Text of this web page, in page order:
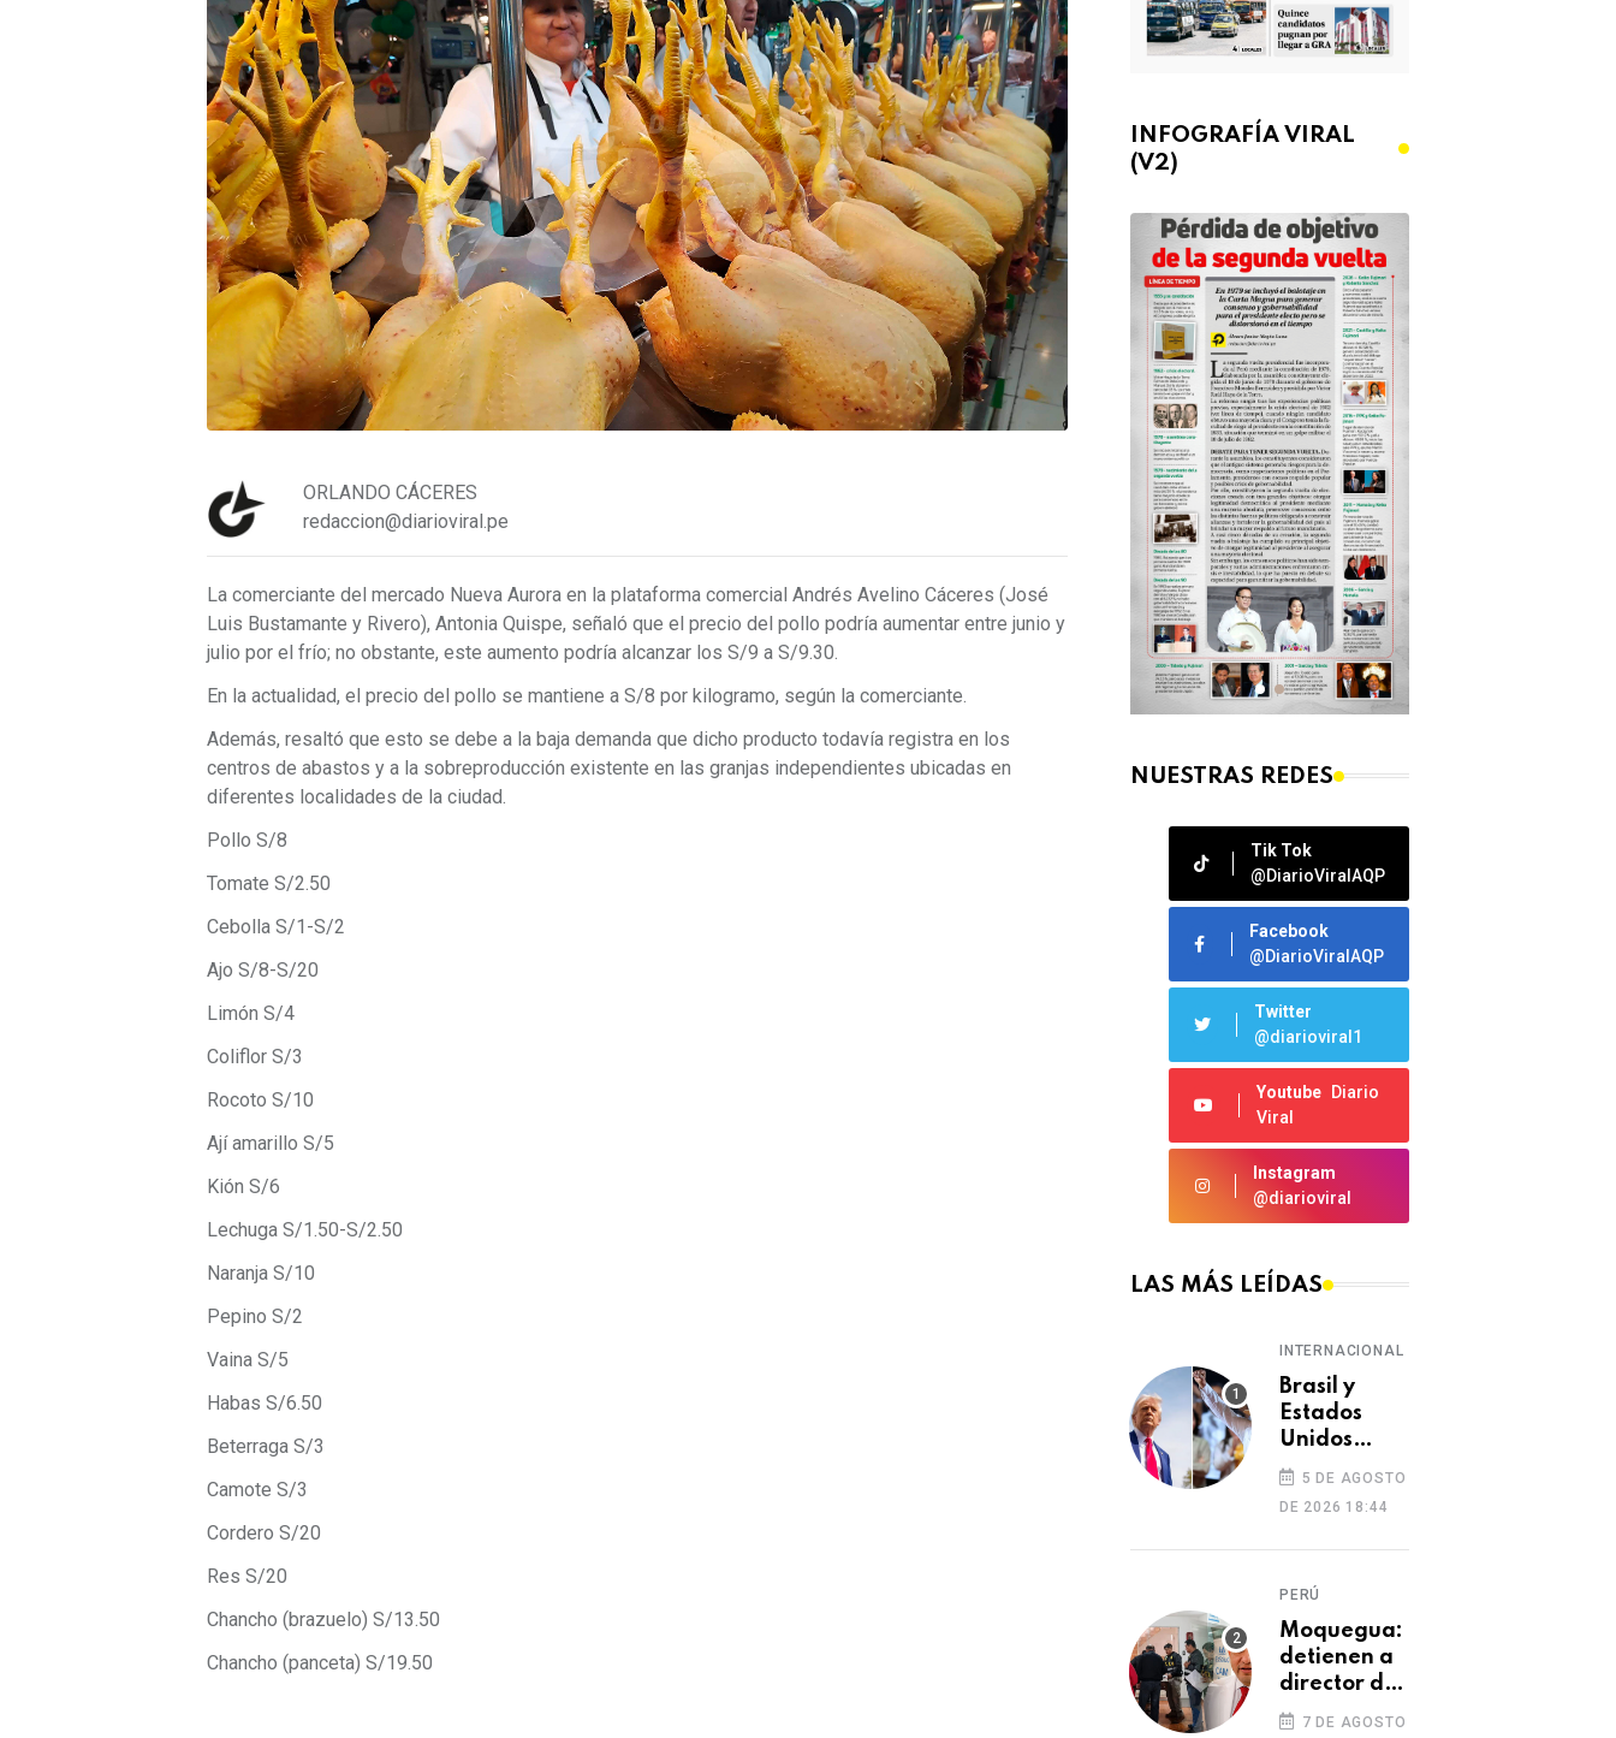
ORLANDO CÁCERES
redaccion@diarioviral.pe
La comerciante del mercado Nueva Aurora en la plataforma comercial Andrés Avelino Cáceres (José
Luis Bustamante y Rivero), Antonia Quispe, señaló que el precio del pollo podría aumentar entre junio y
julio por el frío; no obstante, este aumento podría alcanzar los S/9 a S/9.30.
En la actualidad, el precio del pollo se mantiene a S/8 por kilogramo, según la comerciante.
Además, resaltó que esto se debe a la baja demanda que dicho producto todavía registra en los
centros de abastos y a la sobreproducción existente en las granjas independientes ubicadas en
diferentes localidades de la ciudad.
Pollo S/8
Tomate S/2.50
Cebolla S/1-S/2
Ajo S/8-S/20
Limón S/4
Coliflor S/3
Rocoto S/10
Ají amarillo S/5
Kión S/6
Lechuga S/1.50-S/2.50
Naranja S/10
Pepino S/2
Vaina S/5
Habas S/6.50
Beterraga S/3
Camote S/3
Cordero S/20
Res S/20
Chancho (brazuelo) S/13.50
Chancho (panceta) S/19.50
INFOGRAFÍA VIRAL
(V2)
NUESTRAS REDES
Tik Tok
@DiarioViralAQP
Facebook
@DiarioViralAQP
Twitter
@diarioviral1
Youtube
Diario
Viral
Instagram
@diarioviral
LAS MÁS LEÍDAS
INTERNACIONAL
Brasil y
Estados
Unidos
elevan
tensión
diplomática
tras retiro
embajadora
en
Washington
5 DE AGOSTO
DE 2026 18:44
PERÚ
Moquegua:
detienen a
director de
Essalud en
7 DE AGOSTO